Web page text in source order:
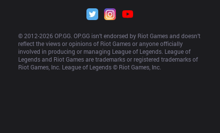
© 2012-2026 OP.GG. OP.GG isn’t endorsed by Riot Games and doesn’t
reflect the views or opinions of Riot Games or anyone officially
involved in producing or managing League of Legends. League of
Legends and Riot Games are trademarks or registered trademarks of
Riot Games, Inc. League of Legends © Riot Games, Inc.